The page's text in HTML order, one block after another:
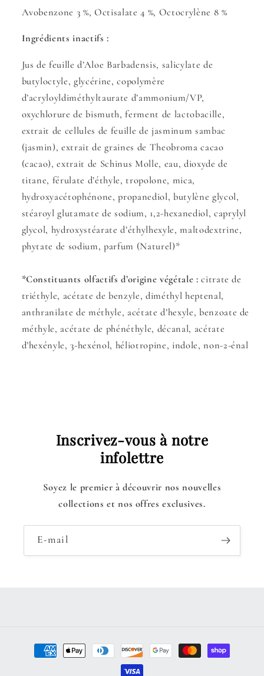
Avobenzone 3 %, Octisalate 4 %, Octocrylène 8 %
Ingrédients inactifs :
Jus de feuille d’Aloe Barbadensis, salicylate de
butyloctyle, glycérine, copolymère
d’acryloyldiméthyltaurate d’ammonium/VP,
oxychlorure de bismuth, ferment de lactobacille,
extrait de cellules de feuille de jasminum sambac
(jasmin), extrait de graines de Theobroma cacao
(cacao), extrait de Schinus Molle, eau, dioxyde de
titane, férulate d’éthyle, tropolone, mica,
hydroxyacétophénone, propanediol, butylène glycol,
stéaroyl glutamate de sodium, 1,2-hexanediol, caprylyl
glycol, hydroxystéarate d’éthylhexyle, maltodextrine,
phytate de sodium, parfum (Naturel)*
*Constituants olfactifs d’origine végétale : citrate de
triéthyle, acétate de benzyle, diméthyl heptenal,
anthranilate de méthyle, acétate d’hexyle, benzoate de
méthyle, acétate de phénéthyle, décanal, acétate
d’hexényle, 3-hexénol, héliotropine, indole, non-2-énal
Inscrivez-vous à notre
infolettre
Soyez le premier à découvrir nos nouvelles
collections et nos offres exclusives.
E-mail
Moyens